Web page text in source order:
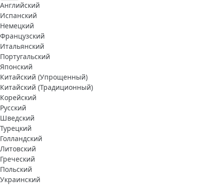
Английский
Испанский
Немецкий
Французский
Итальянский
Португальский
Японский
Китайский (Упрощенный)
Китайский (Традиционный)
Корейский
Русский
Шведский
Турецкий
Голландский
Литовский
Греческий
Польский
Украинский